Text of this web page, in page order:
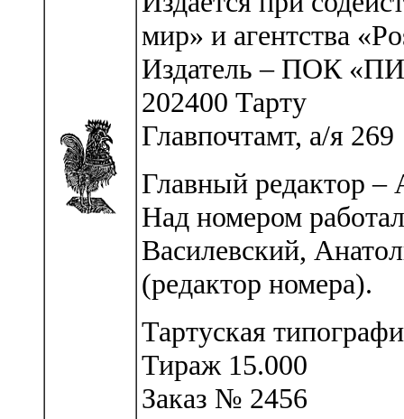
мир» и агентства
Издатель – ПОК
202400 Тарту
Главпочтамт, а/я 269
Главный редактор –
Над номером
Василевский,
(редактор номера).
Тартуская
Тираж 15.000
Заказ № 2456